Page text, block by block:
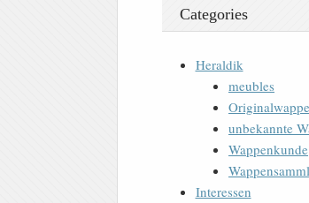
Categories
Heraldik
meubles
unbekannte
Wappenkunde
Interessen